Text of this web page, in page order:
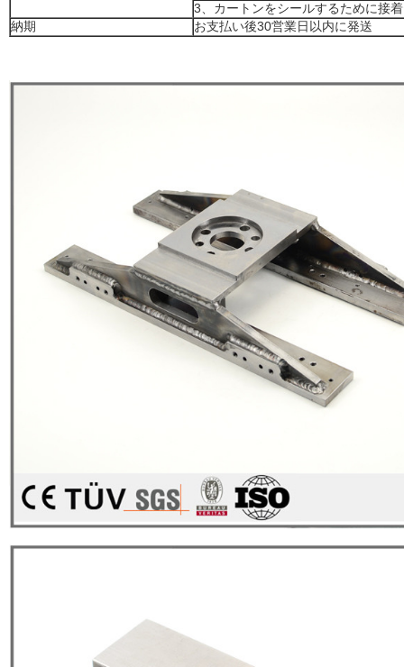
3、カートンをシールするために接
納期
お支払い後30営業日以内に発送